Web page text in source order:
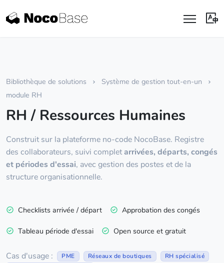
Bibliothèque de solutions
Système de gestion tout-en-un
module RH
RH / Ressources Humaines
Construit sur la plateforme no-code NocoBase. Registre
des collaborateurs, suivi completarrivées, départs, congés
et périodes d'essai, avec gestion des postes et de la
structure organisationnelle.
Checklists arrivée / départ Approbation des congés
Tableau période d'essai Open source et gratuit
Cas d'usage : PME Réseaux de boutiques
RH spécialisé